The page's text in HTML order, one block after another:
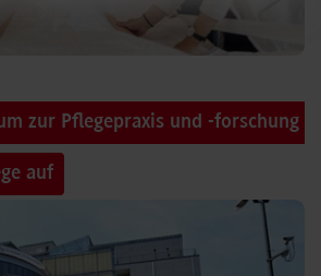
zur Pflegepraxis und -forschung
auf